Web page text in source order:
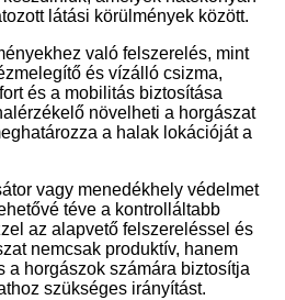
látási körülmények között.
való felszerelés, mint
és vízálló csizma,
és a mobilitás biztosítása
növelheti a horgászat
a halak lokációját a
vagy menedékhely védelmet
téve a kontrolláltabb
az alapvető felszereléssel és
nemcsak produktív, hanem
a horgászok számára biztosítja
szükséges irányítást.